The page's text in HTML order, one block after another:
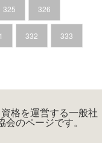
325 326
332 333
格を運営する一般社
会のページです。